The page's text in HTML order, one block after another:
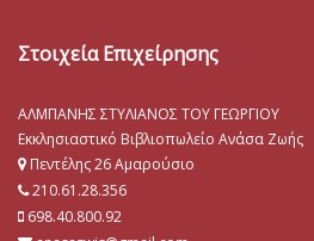
Στοιχεία Επιχείρησης
ΑΛΜΠΑΝΗΣ ΣΤΥΛΙΑΝΟΣ ΤΟΥ ΓΕΩΡΓΙΟΥ
Εκκλησιαστικό Βιβλιοπωλείο Ανάσα Ζωής
Πεντέλης 26 Αμαρούσιο
210.61.28.356
698.40.800.92